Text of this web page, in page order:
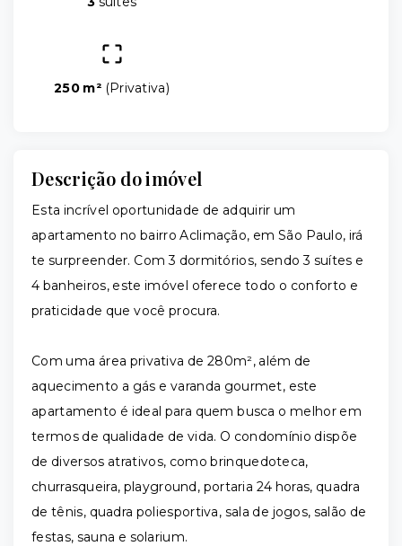
250 m² (Privativa)
Descrição do imóvel
Esta incrível oportunidade de adquirir um
apartamento no bairro Aclimação, em São Paulo, irá
te surpreender. Com 3 dormitórios, sendo 3 suítes e
4 banheiros, este imóvel oferece todo o conforto e
praticidade que você procura.
Com uma área privativa de 280m², além de
aquecimento a gás e varanda gourmet, este
apartamento é ideal para quem busca o melhor em
termos de qualidade de vida. O condomínio dispõe
de diversos atrativos, como brinquedoteca,
churrasqueira, playground, portaria 24 horas, quadra
de tênis, quadra poliesportiva, sala de jogos, salão de
festas, sauna e solarium.